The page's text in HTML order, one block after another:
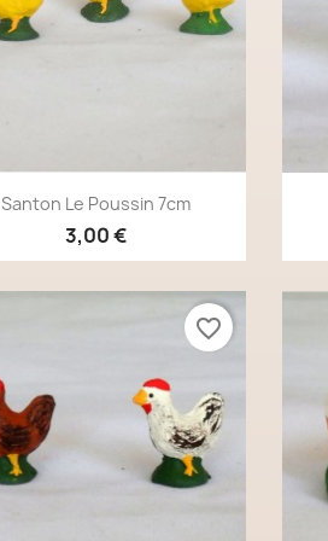
Aperçu rapide
Santon Le Poussin 7cm
3,00 €
favorite_border